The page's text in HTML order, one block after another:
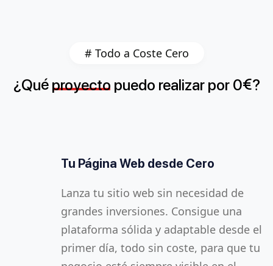
# Todo a Coste Cero
¿ Qué proyecto puedo realizar por 0€?
Tu Página Web desde Cero
Lanza tu sitio web sin necesidad de
grandes inversiones. Consigue una
plataforma sólida y adaptable desde el
primer día, todo sin coste, para que tu
Redes Sociales por 1 Año
Mantén a tus clientes conectados con
contenido atractivo en redes como
Facebook, Instagram y LinkedIn.
Nosotros gestionamos todo, tú te
Productividad Sin Límites
Con la oficina virtual, tus empleados
pueden colaborar en tiempo real desde
cualquier lugar. Acceso a documentos,
calendarios y correos electrónicos en la